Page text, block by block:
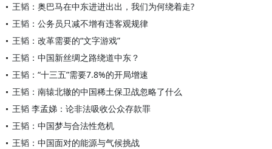
王韬：奥巴马在中东进进出出，我们为何绕着走?
王韬：公务员只减不增有违客观规律
王韬：改革需要的“文字游戏”
王韬：中国新丝绸之路绕道中东？
王韬：“十三五”需要7.8%的开局增速
王韬：南辕北辙的中国稀土保卫战忽略了什么
王韬 李孟娣：论非法吸收公众存款罪
王韬：中国梦与合法性危机
王韬：中国面对的能源与气候挑战